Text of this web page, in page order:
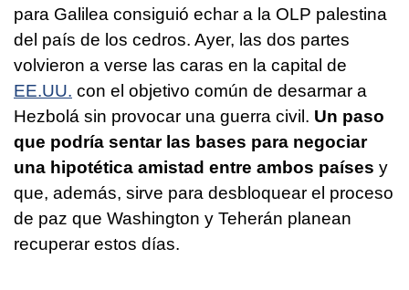
para Galilea consiguió echar a la OLP palestina
del país de los cedros. Ayer, las dos partes
volvieron a verse las caras en la capital de
EE.UU. con el objetivo común de desarmar a
Hezbolá sin provocar una guerra civil. Un paso
que podría sentar las bases para negociar
una hipotética amistad entre ambos países y
que, además, sirve para desbloquear el proceso
de paz que Washington y Teherán planean
recuperar estos días.